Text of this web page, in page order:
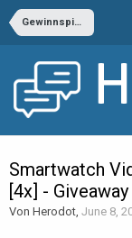
Gewinnspiele
Smartwatch
[4x] -
Von Herodot, June 8,